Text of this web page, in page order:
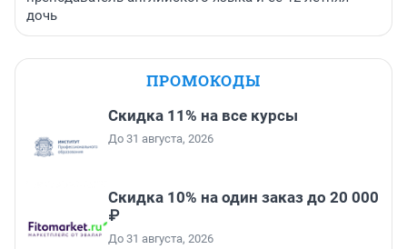
дочь
ПРОМОКОДЫ
Скидка 11% на все курсы
До 31 августа, 2026
Скидка 10% на один заказ до 20 000
₽
До 31 августа, 2026